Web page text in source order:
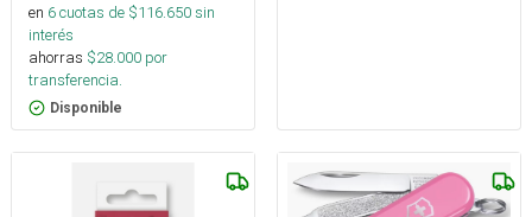
en 6cuotas de $116.650sin
interés
ahorras $28.000 por
transferencia.
Disponible